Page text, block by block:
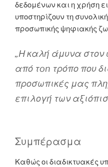
δεδομένων και η χρήση
υποστηρίζουν τη
προσωπικής ψηφιακής
„Η καλή άμυνα στον
από τon τρόπο που
προσωπικές μας
επιλογή των
Συμπέρασμα
Καθώς οι διαδικτυακές